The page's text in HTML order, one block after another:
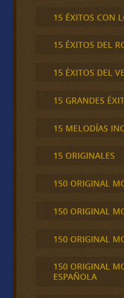
15 ÉXITOS CON
15 ÉXITOS DEL
15 ÉXITOS DEL
15 GRANDES
15 MELODÍAS
15 ORIGINALES
150 ORIGINAL
150 ORIGINAL
150 ORIGINAL
150 ORIGINAL
ESPAÑOLA